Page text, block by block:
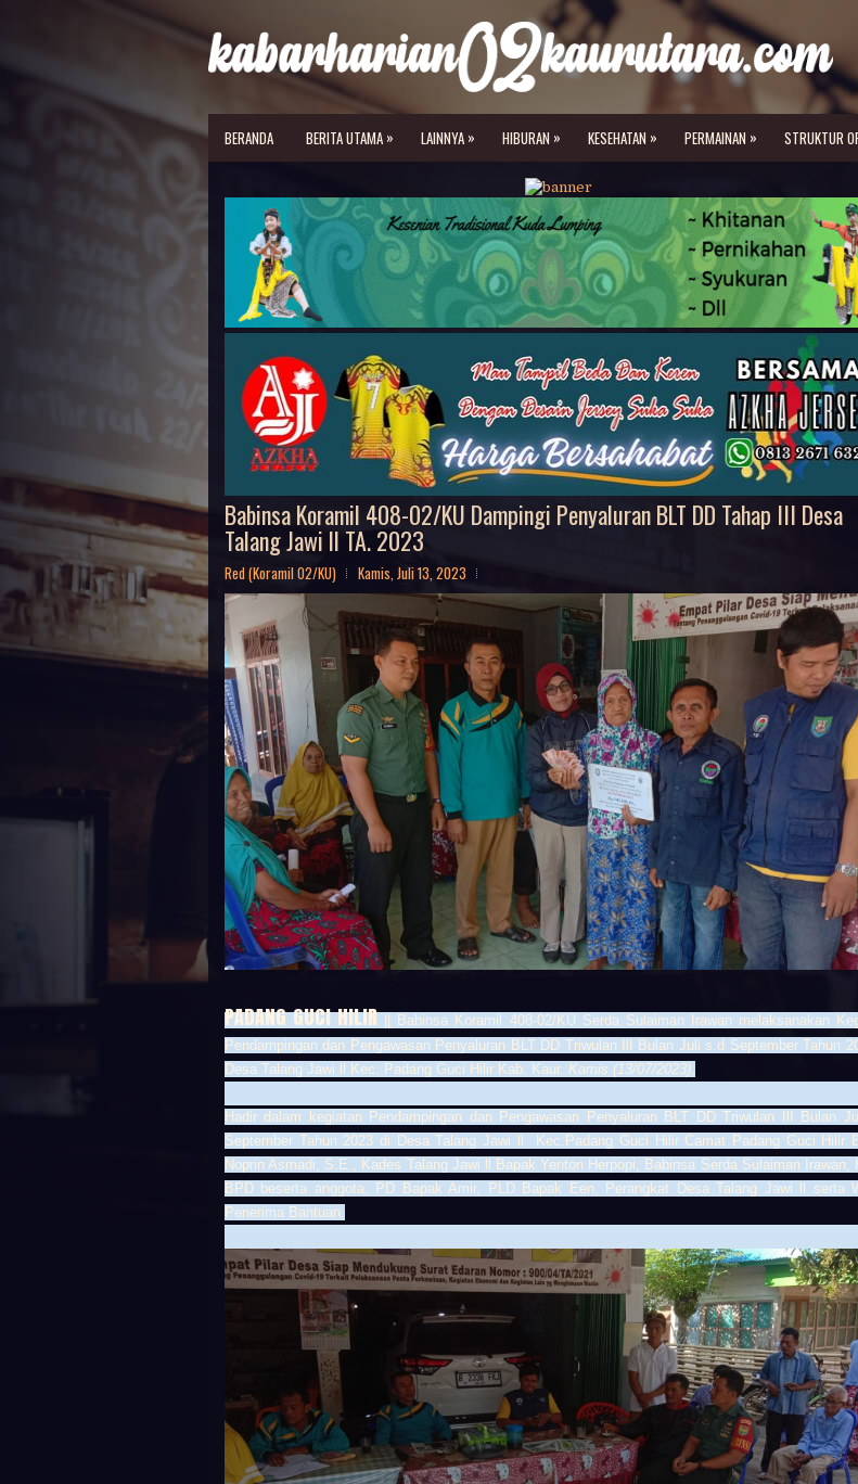
BERANDA BERITA UTAMA » LAINNYA » HIBURAN » KESEHATAN » PERMAINAN » STRUKTUR
Babinsa Koramil 408-02/KU Dampingi Penyaluran BLT DD Tahap III Desa
Talang Jawi ll TA. 2023
Red (Koramil 02/KU) Kamis, Juli 13, 2023
PADANG GUCI HILIR || Babinsa Koramil 408-02/KU Serda Sulaiman Irawan melaksanakan
Pendampingan dan Pengawasan Penyaluran BLT DD Triwulan IlI Bulan Juli s.d September Tahun
Desa Talang Jawi ll Kec. Padang Guci Hilir Kab. Kaur. Kamis (13/07/2023).
Hadir dalam kegiatan Pendampingan dan Pengawasan Penyaluran BLT DD Triwulan IlI Bulan
September Tahun 2023 di Desa Talang Jawi ll Kec.Padang Guci Hilir Camat Padang Guci Hilir
Noprin Asmadi, S.E., Kades Talang Jawi ll Bapak Yenton Herpopi, Babinsa Serda Sulaiman Irawan,
BPD beserta anggota, PD Bapak Amir, PLD Bapak Een, Perangkat Desa Talang Jawi ll serta
Penerima Bantuan.